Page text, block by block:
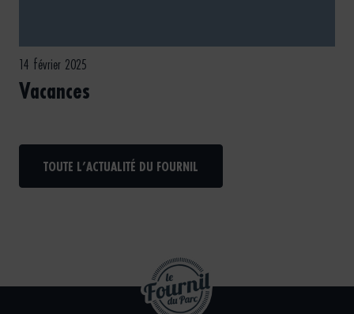
14 février 2025
Vacances
TOUTE L’ACTUALITÉ DU FOURNIL